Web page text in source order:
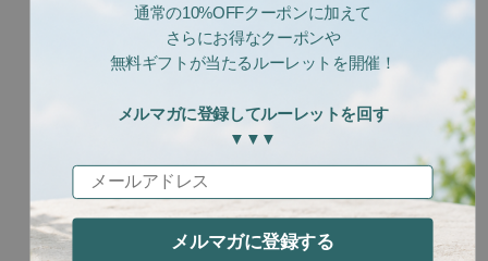
通常の10%OFFクーポンに加えて
さらにお得なクーポンや
無料ギフトが当たるルーレットを開催！
メルマガに登録してルーレットを回す
▼▼▼
メールアドレス
メルマガに登録する